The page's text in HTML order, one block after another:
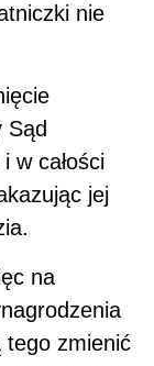
nie
Sąd
w całości
jej
na
tego zmienić